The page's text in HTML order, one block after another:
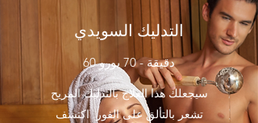
التدليك السويدي
60 دقيقة - 70 يورو
سيجعلك هذا العلاج بالتدليك المريح
تشعر بالتألق على الفور. اكتشف